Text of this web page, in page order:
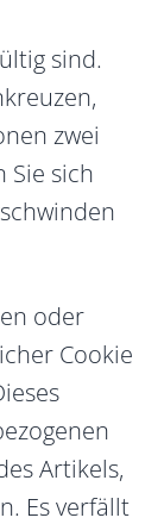
sind.
zwei
Sie sich
oder
Cookie
Artikels,
Es verfällt